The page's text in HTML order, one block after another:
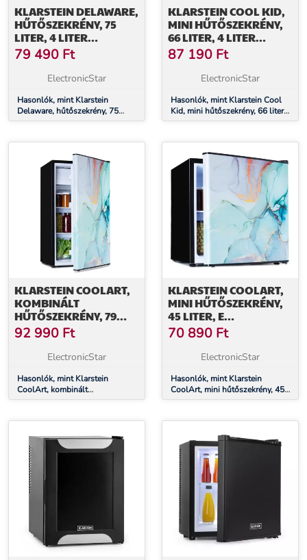
KLARSTEIN DELAWARE,
HŰTŐSZEKRÉNY, 75
LITER, 4 LITER
FAGYASZTÓ, E
ENERGIAHATÉKONYSÁGI
OSZTÁLY,
79 490 Ft
ElectronicStar
Hasonlók, mint Klarstein
Delaware, hűtőszekrény, 75
liter, 4 liter fagyasztó, E
kompresszió hűtés
KLARSTEIN COOL KID,
MINI HŰTŐSZEKRÉNY,
66 LITER, 4 LITER
FAGYASZTÓREKESZ, 41
DB, F
ENERGIAHATÉKONYSÁGI
ROZSDAMENTES ACÉL
87 190 Ft
ElectronicStar
Hasonlók, mint Klarstein Cool
Kid, mini hűtőszekrény, 66 liter,
4 liter fagyasztórekesz, 41 dB, F
csiszolt rozsdamentes acél
KLARSTEIN COOLART,
KOMBINÁLT
HŰTŐSZEKRÉNY, 79
LITER, E
ENERGIAHATÉKONYSÁGI
OSZTÁLY, 9 LITER
FORMATERVEZETT
AJTÓ
92 990 Ft
ElectronicStar
Hasonlók, mint Klarstein
CoolArt, kombinált
hűtőszekrény, 79 liter, E
liter fagyasztó, formatervezett
ajtó
KLARSTEIN COOLART,
MINI HŰTŐSZEKRÉNY,
45 LITER, E
ENERGIAHATÉKONYSÁGI
OSZTÁLY, 1,5 LITER
FAGYASZTÓ,
AJTÓ
70 890 Ft
ElectronicStar
Hasonlók, mint Klarstein
CoolArt, mini hűtőszekrény, 45
liter, E energiahatékonysági
formatervezett ajtó